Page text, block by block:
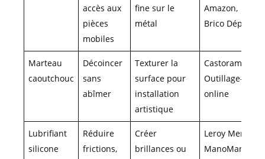
accès aux
pièces
mobiles
fine sur le
métal
Amazon,
Brico Dépôt
Marteau
caoutchouc
Décoincer
sans
abîmer
Texturer la
surface pour
installation
artistique
Castorama,
Outillage-
online
Lubrifiant
silicone
Réduire
frictions,
Créer
brillances ou
Leroy Merlin,
ManoMano